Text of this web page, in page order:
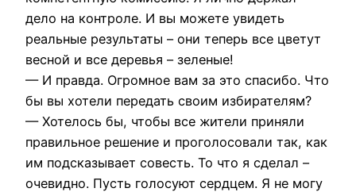
дело на контроле. И вы можете увидеть
реальные результаты – они теперь все цветут
весной и все деревья – зеленые!
— И правда. Огромное вам за это спасибо. Что
бы вы хотели передать своим избирателям?
— Хотелось бы, чтобы все жители приняли
правильное решение и проголосовали так, как
им подсказывает совесть. То что я сделал –
очевидно. Пусть голосуют сердцем. Я не могу